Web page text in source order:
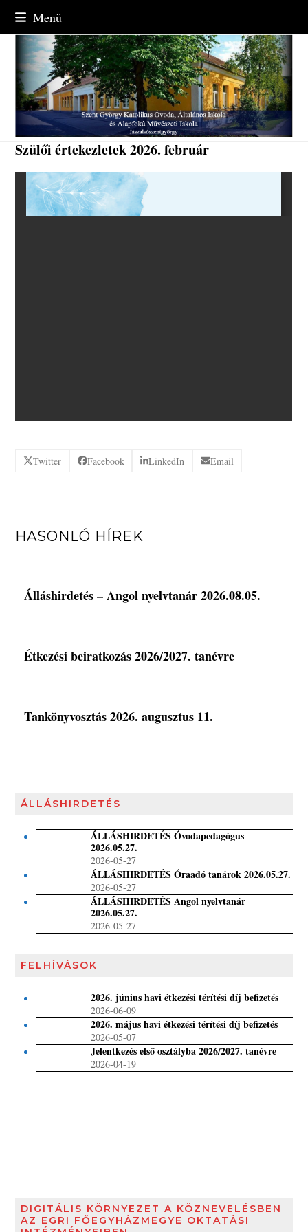
content
Menü
Szülői értekezletek 2026. február
Twitter Facebook LinkedIn Email
HASONLÓ HÍREK
Álláshirdetés – Angol nyelvtanár 2026.08.05.
Étkezési beiratkozás 2026/2027. tanévre
Tankönyvosztás 2026. augusztus 11.
ÁLLÁSHIRDETÉS
ÁLLÁSHIRDETÉS Óvodapedagógus
2026.05.27.
2026-05-27
ÁLLÁSHIRDETÉS Óraadó tanárok 2026.05.27.
2026-05-27
ÁLLÁSHIRDETÉS Angol nyelvtanár
2026.05.27.
2026-05-27
FELHÍVÁSOK
2026. június havi étkezési térítési díj befizetés
2026-06-09
2026. május havi étkezési térítési díj befizetés
2026-05-07
Jelentkezés első osztályba 2026/2027. tanévre
2026-04-19
DIGITÁLIS KÖRNYEZET A KÖZNEVELÉSBEN
AZ EGRI FŐEGYHÁZMEGYE OKTATÁSI